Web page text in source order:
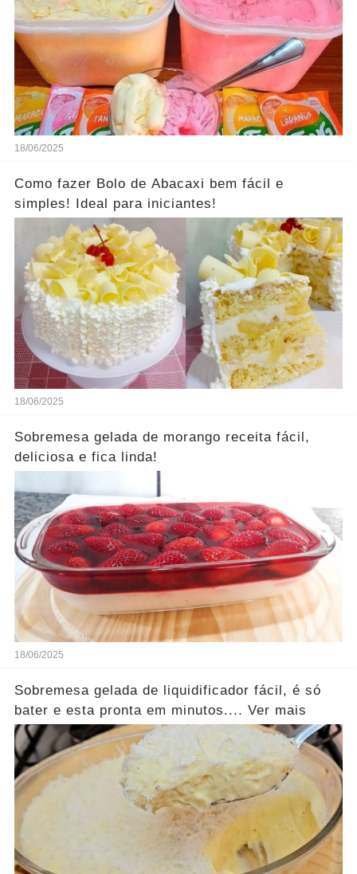
18/06/2025
Como fazer Bolo de Abacaxi bem fácil e
simples! Ideal para iniciantes!
18/06/2025
Sobremesa gelada de morango receita fácil,
deliciosa e fica linda!
18/06/2025
Sobremesa gelada de liquidificador fácil, é só
bater e esta pronta em minutos.... Ver mais